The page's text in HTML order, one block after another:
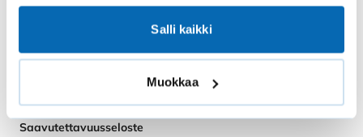
Salli kaikki
Muokkaa
SOLAR.FI
Saavutettavuusseloste